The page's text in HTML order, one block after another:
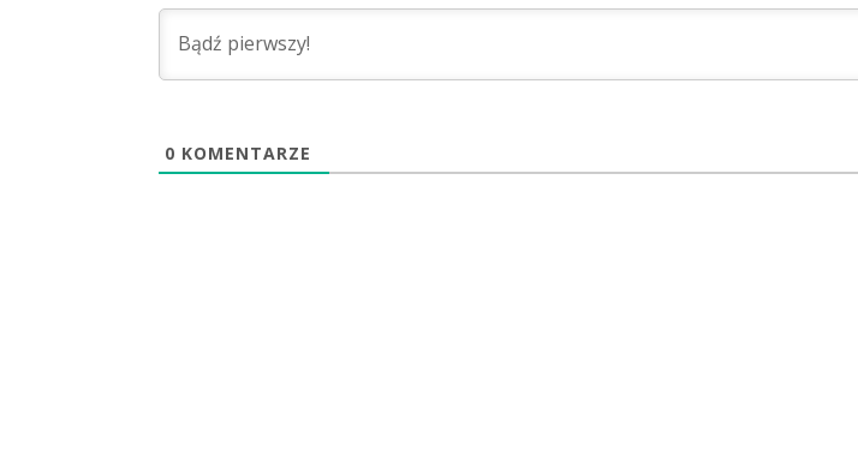
0 KOMENTARZE